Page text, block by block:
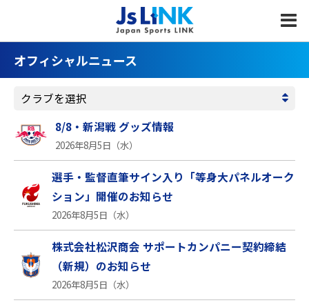
オフィシャルニュース
8/8・新潟戦 グッズ情報
2026年8月5日（水）
選手・監督直筆サイン入り「等身大パネルオーク
ション」開催のお知らせ
2026年8月5日（水）
株式会社松沢商会 サポートカンパニー契約締結
（新規）のお知らせ
2026年8月5日（水）